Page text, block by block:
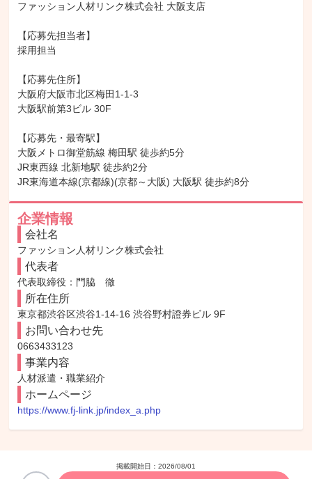
ファッション人材リンク株式会社 大阪支店
【応募先担当者】
採用担当
【応募先住所】
大阪府大阪市北区梅田1-1-3
大阪駅前第3ビル 30F
【応募先・最寄駅】
大阪メトロ御堂筋線 梅田駅 徒歩約5分
JR東西線 北新地駅 徒歩約2分
JR東海道本線(京都線)(京都～大阪) 大阪駅 徒歩約8分
企業情報
会社名
ファッション人材リンク株式会社
代表者
代表取締役：門脇　徹
所在住所
東京都渋谷区渋谷1-14-16 渋谷野村證券ビル 9F
お問い合わせ先
0663433123
事業内容
人材派遣・職業紹介
ホームページ
https://www.fj-link.jp/index_a.php
掲載開始日： 2026/08/01